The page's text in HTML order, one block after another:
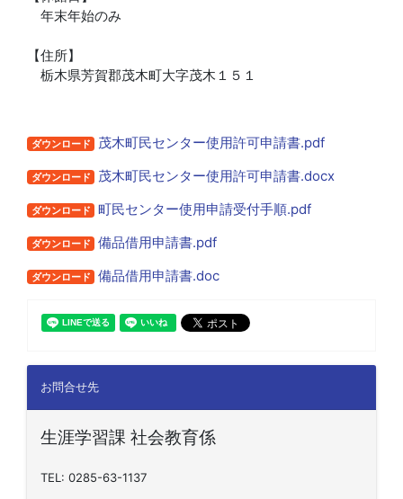
年末年始のみ
【住所】
栃木県芳賀郡茂木町大字茂木１５１
ダウンロード 茂木町民センター使用許可申請書.pdf
ダウンロード 茂木町民センター使用許可申請書.docx
ダウンロード 町民センター使用申請受付手順.pdf
ダウンロード 備品借用申請書.pdf
ダウンロード 備品借用申請書.doc
お問合せ先
生涯学習課 社会教育係
TEL: 0285-63-1137